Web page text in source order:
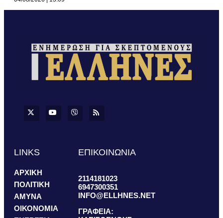
LINKS
ΑΡΧΙΚΗ
ΠΟΛΙΤΙΚΗ
ΑΜΥΝΑ
ΟΙΚΟΝΟΜΙΑ
ΕΠΙΚΟΙΝΩΝΙΑ
2114181023
6947300351
INFO@ELLHNES.NET
ΓΡΑΦΕΙΑ: